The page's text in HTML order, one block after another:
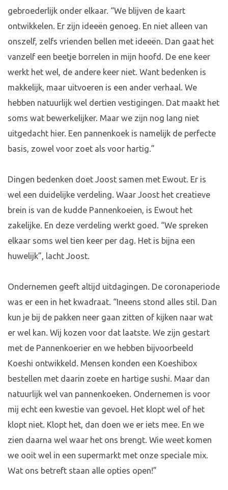
gebroederlijk onder elkaar. “We blijven de kaart
ontwikkelen. Er zijn ideeën genoeg. En niet alleen van
onszelf, zelfs vrienden bellen met ideeën. Dan gaat het
vanzelf een beetje borrelen in mijn hoofd. De ene keer
werkt het wel, de andere keer niet. Want bedenken is
makkelijk, maar uitvoeren is een ander verhaal. We
hebben natuurlijk wel dertien vestigingen. Dat maakt het
soms wat bewerkelijker. Maar we zijn nog lang niet
uitgedacht hier. Een pannenkoek is namelijk de perfecte
basis, zowel voor zoet als voor hartig.”
Dingen bedenken doet Joost samen met Ewout. Er is
wel een duidelijke verdeling. Waar Joost het creatieve
brein is van de kudde Pannenkoeien, is Ewout het
zakelijke. En deze verdeling werkt goed. “We spreken
elkaar soms wel tien keer per dag. Het is bijna een
huwelijk”, lacht Joost.
Ondernemen geeft altijd uitdagingen. De coronaperiode
was er een in het kwadraat. “Ineens stond alles stil. Dan
kun je bij de pakken neer gaan zitten of kijken naar wat
er wel kan. Wij kozen voor dat laatste. We zijn gestart
met de Pannenkoerier en we hebben bijvoorbeeld
Koeshi ontwikkeld. Mensen konden een Koeshibox
bestellen met daarin zoete en hartige sushi. Maar dan
natuurlijk wel van pannenkoeken. Ondernemen is voor
mij echt een kwestie van gevoel. Het klopt wel of het
klopt niet. Klopt het, dan doen we er iets mee. En we
zien daarna wel waar het ons brengt. Wie weet komen
we ooit wel in een supermarkt met onze speciale mix.
Wat ons betreft staan alle opties open!”